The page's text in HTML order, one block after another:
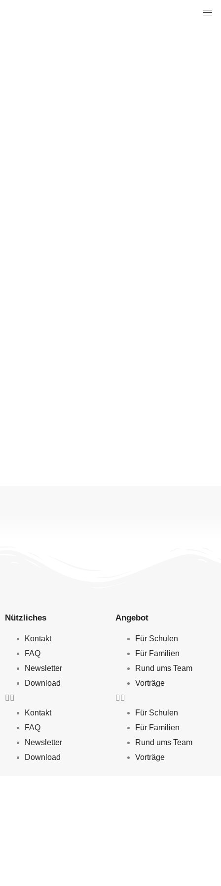
Nützliches
Kontakt
FAQ
Newsletter
Download
Kontakt
FAQ
Newsletter
Download
Angebot
Für Schulen
Für Familien
Rund ums Team
Vorträge
Für Schulen
Für Familien
Rund ums Team
Vorträge